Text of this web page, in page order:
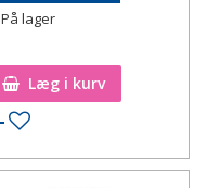
På lager
Læg i kurv
Tilføj til ønskeseddel